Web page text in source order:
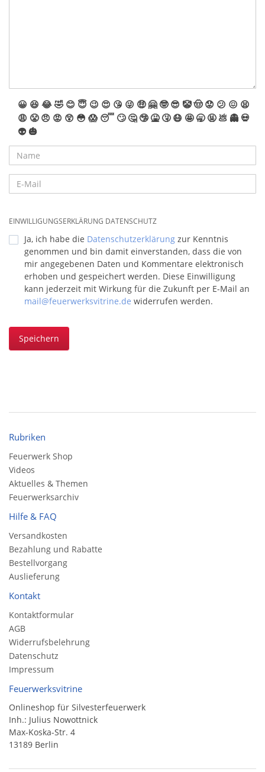
😀 😆 😂🤣 😊 😇 😉 😍 😘 😜 🤑 🤗 🤓 😎 🤡🤠 😟 😕 😖 😫
😩 😤 😠 😡 😲 😳 😱 😴 🙄 🤔 🤥 🤮 🤧 😷 🤩 🥱 🤬 💩 👻 💀
👽 🎃
EINWILLIGUNGSERKLÄRUNG DATENSCHUTZ
Ja, ich habe die Datenschutzerklärung zur Kenntnis
genommen und bin damit einverstanden, dass die von
mir angegebenen Daten und Kommentare elektronisch
erhoben und gespeichert werden. Diese Einwilligung
kann jederzeit mit Wirkung für die Zukunft per E-Mail an
mail@feuerwerksvitrine.de widerrufen werden.
Speichern
Rubriken
Feuerwerk Shop
Videos
Aktuelles & Themen
Feuerwerksarchiv
Hilfe & FAQ
Versandkosten
Bezahlung und Rabatte
Bestellvorgang
Auslieferung
Kontakt
Kontaktformular
AGB
Widerrufsbelehrung
Datenschutz
Impressum
Feuerwerksvitrine
Onlineshop für Silvesterfeuerwerk
Inh.: Julius Nowottnick
Max-Koska-Str. 4
13189 Berlin